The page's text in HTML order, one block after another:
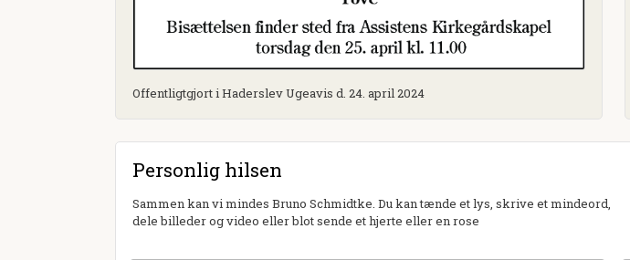
Offentligtgjort i Haderslev Ugeavis d. 24. april 2024
Personlig hilsen
Sammen kan vi mindes Bruno Schmidtke. Du kan tænde et lys, skrive et mindeord,
dele billeder og video eller blot sende et hjerte eller en rose